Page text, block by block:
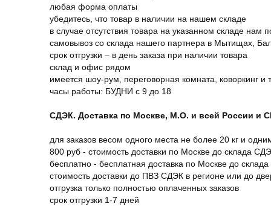
любая форма оплаты
убедитесь, что товар в наличии на нашем складе
в случае отсутствия товара на указанном складе нам
самовывоз со склада нашего партнера в Мытищах,
срок отгрузки – в день заказа при наличии товара
склад и офис рядом
имеется шоу-рум, переговорная комната, коворкинг и
часы работы: БУДНИ с 9 до 18
СДЭК. Доставка по Москве, М.О. и всей России и
для заказов весом одного места не более 20 кг и
800 руб - стоимость доставки по Москве до склада
бесплатно - бесплатная доставка по Москве до
стоимость доставки до ПВЗ СДЭК в регионе или до
отгрузка только полностью оплаченных заказов
срок отгрузки 1-7 дней